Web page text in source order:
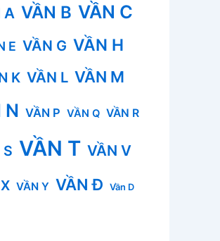
A VẦN B VẦN C
E VẦN G VẦN H
K VẦN L VẦN M
N VẦN P VẦN Q VẦN R
S VẦN T VẦN V
VẦN Y VẦN Đ Vần D